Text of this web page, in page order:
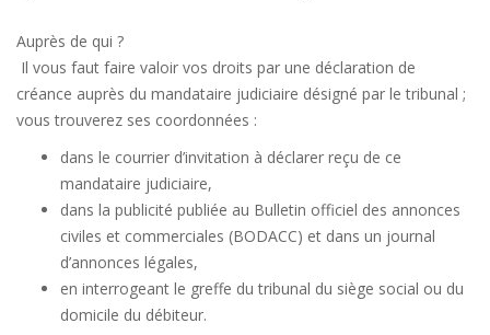
Auprès de qui ?
Il vous faut faire valoir vos droits par une déclaration de
créance auprès du mandataire judiciaire désigné par le tribunal ;
vous trouverez ses coordonnées :
dans le courrier d’invitation à déclarer reçu de ce
mandataire judiciaire,
dans la publicité publiée au Bulletin officiel des annonces
civiles et commerciales (BODACC) et dans un journal
d’annonces légales,
en interrogeant le greffe du tribunal du siège social ou du
domicile du débiteur.